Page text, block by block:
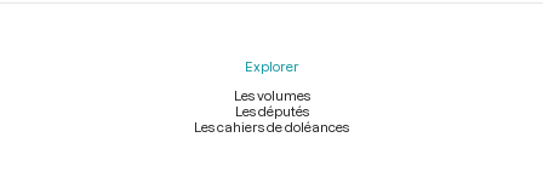
Explorer
Les volumes
Les députés
Les cahiers de doléances